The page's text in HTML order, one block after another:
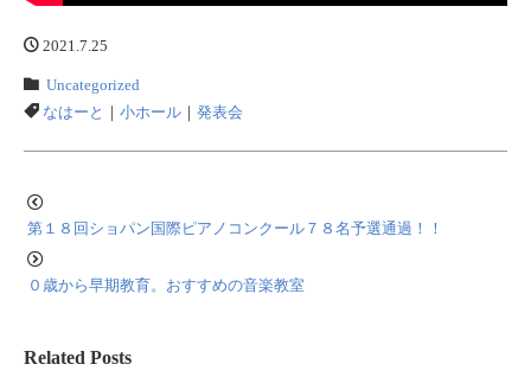
2021.7.25
Uncategorized
なはーと
｜ 小ホール ｜ 発表会
第１８回ショパン国際ピアノコンクール７８名予選通過！！
０歳から早期教育。おすすめの音楽教室
Related Posts